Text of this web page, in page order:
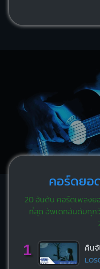
คอร์ดยอ
20 อันดับ คอร์ดเพลงย
ที่สุด อัพเดทอันดับทุก
1 คืน